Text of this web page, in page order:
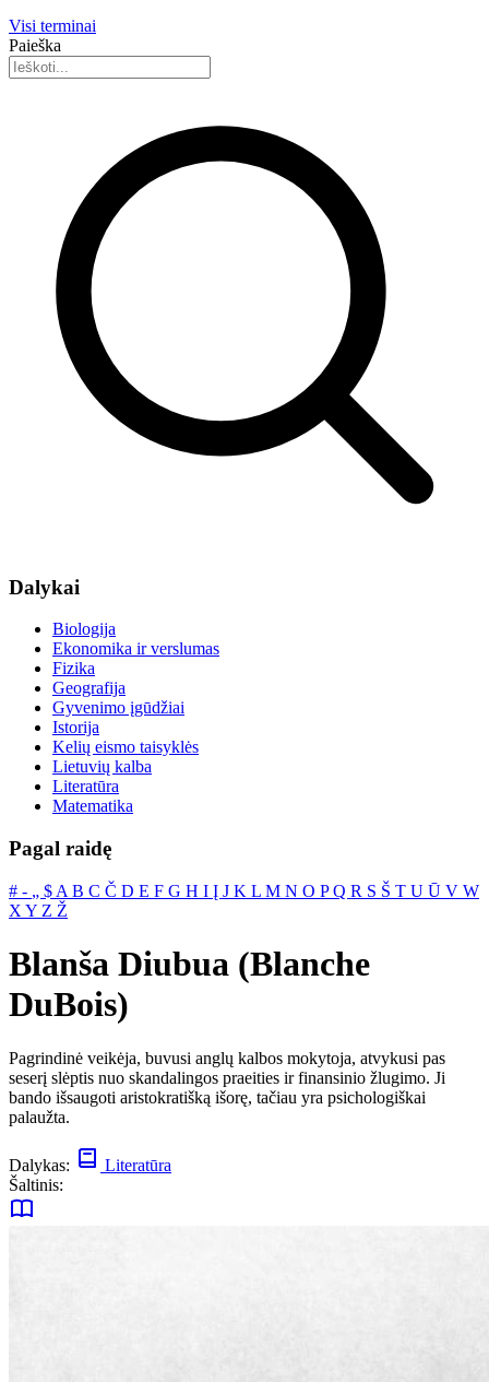
Visi terminai
Paieška
Dalykai
Biologija
Ekonomika ir verslumas
Fizika
Geografija
Gyvenimo įgūdžiai
Istorija
Kelių eismo taisyklės
Lietuvių kalba
Literatūra
Matematika
Pagal raidę
# ‐ „ $ A B C Č D E F G H I Į J K L M N O PQ R S Š T U Ū V W
X Y Z Ž
Blanša Diubua (Blanche
DuBois)
Pagrindinė veikėja, buvusi anglų kalbos mokytoja, atvykusi pas
seserį slėptis nuo skandalingos praeities ir finansinio žlugimo. Ji
bando išsaugoti aristokratišką išorę, tačiau yra psichologiškai
palaužta.
Dalykas:
Literatūra
Šaltinis: